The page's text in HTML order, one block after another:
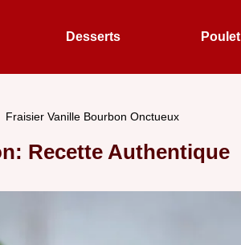
Desserts Poulet
Fraisier Vanille Bourbon Onctueux
Recette Authentique